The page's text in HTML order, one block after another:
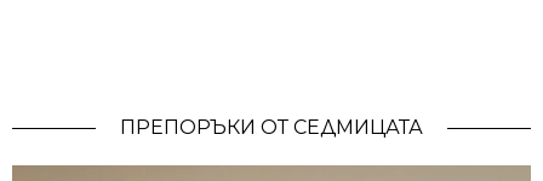
ПРЕПОРЪКИ ОТ СЕДМИЦАТА